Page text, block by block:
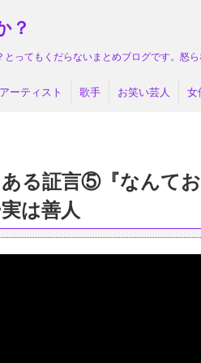
？
ってもくだらないまとめブログです。怒ら
アーティスト 歌手 お笑い芸人 女
る証言⑤『なんて
は善人